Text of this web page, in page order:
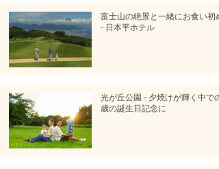
富士山の絶景と一緒にお食い初め
- 日本平ホテル
光が丘公園 - 夕焼けが輝く中で
歳の誕生日記念に